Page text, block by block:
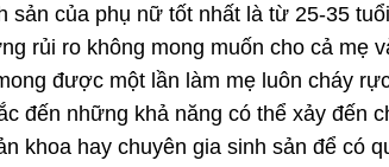
sản của phụ nữ tốt nhất là từ 25-35
rủi ro không mong muốn cho cả mẹ
được một lần làm mẹ luôn cháy
đến những khả năng có thể xảy đến
khoa hay chuyên gia sinh sản để có